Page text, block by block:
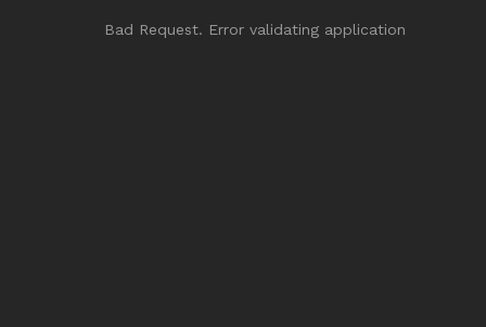
Bad Request. Error validating application